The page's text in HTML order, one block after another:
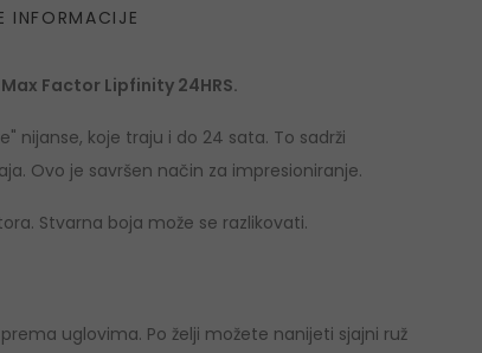
Max Factor Lipfinity 24HRS.
koje traju i do 24 sata. To sadrži
Ovo je savršen način za impresioniranje.
Stvarna boja može se razlikovati.
uglovima. Po želji možete nanijeti sjajni ruž
INFORMACIJE